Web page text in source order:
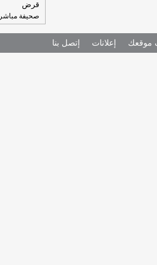
قرض
صحيفة مباشر
موقعك إعلانات إتصل بنا